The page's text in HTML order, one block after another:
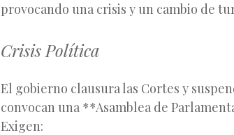
provocando una crisis y un cambio de
Crisis Política
El gobierno clausura las Cortes y
convocan una **Asamblea de
Exigen: